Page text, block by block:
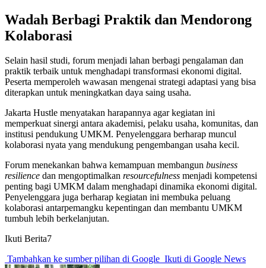
Wadah Berbagi Praktik dan Mendorong
Kolaborasi
Selain hasil studi, forum menjadi lahan berbagi pengalaman dan
praktik terbaik untuk menghadapi transformasi ekonomi digital.
Peserta memperoleh wawasan mengenai strategi adaptasi yang bisa
diterapkan untuk meningkatkan daya saing usaha.
Jakarta Hustle menyatakan harapannya agar kegiatan ini
memperkuat sinergi antara akademisi, pelaku usaha, komunitas, dan
institusi pendukung UMKM. Penyelenggara berharap muncul
kolaborasi nyata yang mendukung pengembangan usaha kecil.
Forum menekankan bahwa kemampuan membangun business
resilience dan mengoptimalkan resourcefulness menjadi kompetensi
penting bagi UMKM dalam menghadapi dinamika ekonomi digital.
Penyelenggara juga berharap kegiatan ini membuka peluang
kolaborasi antarpemangku kepentingan dan membantu UMKM
tumbuh lebih berkelanjutan.
Ikuti Berita7
Tambahkan ke sumber pilihan di Google Ikuti di Google News